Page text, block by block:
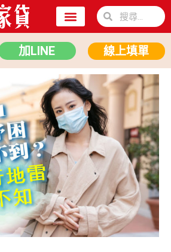
加LINE 線上填單